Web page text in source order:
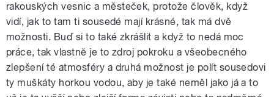
rakouských vesnic a městeček, protože člověk, když
vidí, jak to tam ti sousedé mají krásné, tak má dvě
možnosti. Buď si to také zkrášlit a když to nedá moc
práce, tak vlastně je to zdroj pokroku a všeobecného
zlepšení té atmosféry a druhá možnost je polít sousedovi
ty muškáty horkou vodou, aby je také neměl jako já a to